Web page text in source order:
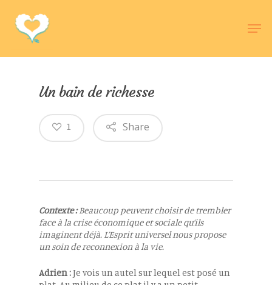
Un bain de richesse
Share
1
Contexte :Beaucoup peuvent choisir de trembler
face à la crise économique et sociale qu’ils
imaginent déjà. L’Esprit universel nous propose
un soin de reconnexion à la vie.
Adrien :Je vois un autel sur lequel est posé un